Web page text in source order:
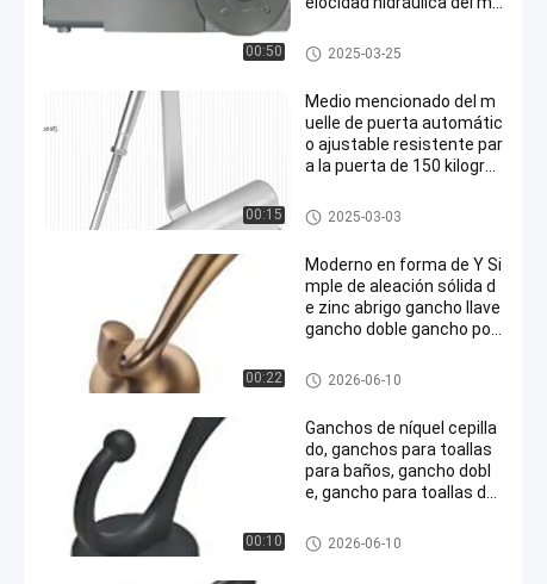
00:50
de cristal
Muelle de puerta automático
2025-03-25
00:15
Medio mencionado del m
uelle de puerta automátic
o ajustable resistente par
a la puerta de 150 kilogra
Muelle de puerta automático
2025-03-03
00:22
Moderno en forma de Y Si
mple de aleación sólida d
e zinc abrigo gancho llave
gancho doble gancho por
rto de baño muebles de a
rmario
Accesorios modernos del gua
rdarropa
2026-06-10
00:10
Ganchos de níquel cepilla
do, ganchos para toallas
para baños, gancho dobl
e, gancho para toallas de
n la pared, ganchos para
abrigos resistentes
Accesorios modernos del gua
rdarropa
2026-06-10